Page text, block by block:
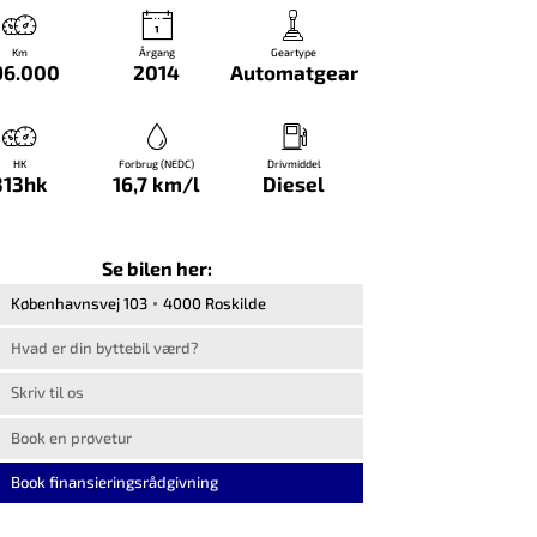
Km Årgang
2014
Geartype
Automatgear
HK Forbrug (NEDC)
16,7 km/l
Drivmiddel
Diesel
Se bilen her:
Københavnsvej 103 4000 Roskilde
Hvad er din byttebil værd?
Skriv til os
Book en prøvetur
Book finansieringsrådgivning